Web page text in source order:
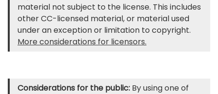
material not subject to the license. This includes
other CC-licensed material, or material used
under an exception or limitation to copyright.
More considerations for licensors.
Considerations for the public: By using one of